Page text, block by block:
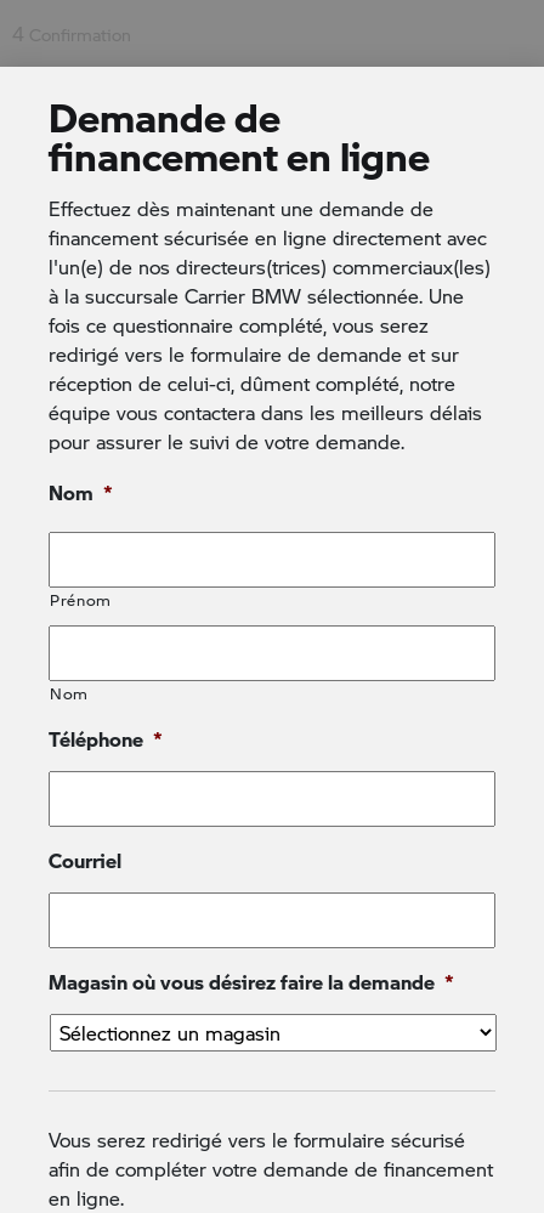
À quel magasin souhaitez-vous envoyer votre
demande: *
Pour quel véhicule faites-vous cette demande de
financement (nom du produit ou numéro d'inventaire)?
Nom
Prénom
Courriel *
Date de naissance
Année Mois
Téléphone au travail
Numéro de permis de conduire
Demande de
financement en ligne
Effectuez dès maintenant une demande de
financement sécurisée en ligne directement avec
l'un(e) de nos directeurs(trices) commerciaux(les)
à la succursale Carrier BMW sélectionnée. Une
fois ce questionnaire complété, vous serez
redirigé vers le formulaire de demande et sur
réception de celui-ci, dûment complété, notre
équipe vous contactera dans les meilleurs délais
pour assurer le suivi de votre demande.
Nom *
Prénom
Nom
Téléphone *
Courriel
Magasin où vous désirez faire la demande *
Vous serez redirigé vers le formulaire sécurisé
afin de compléter votre demande de financement
en ligne.